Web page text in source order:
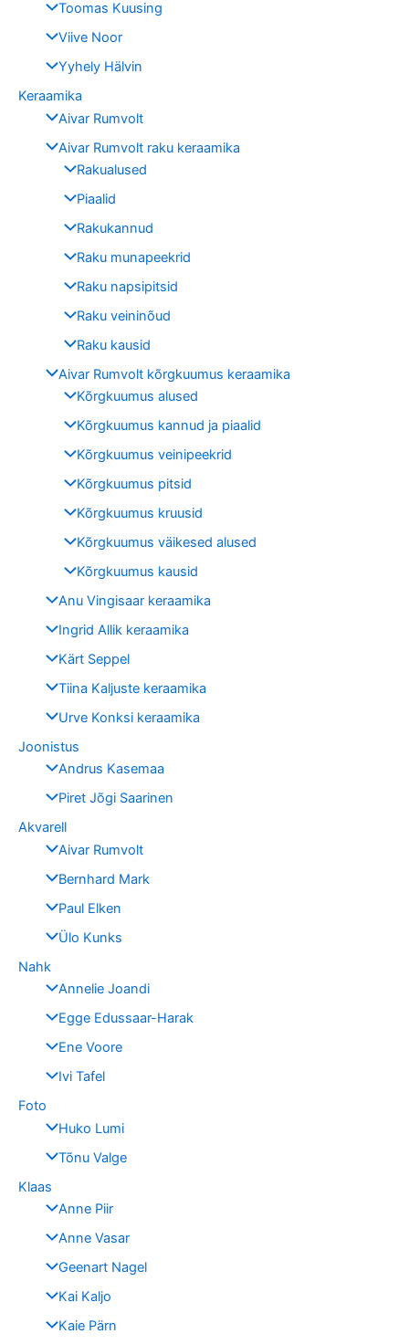
Toomas Kuusing
Viive Noor
Yyhely Hälvin
Keraamika
Aivar Rumvolt
Aivar Rumvolt raku keraamika
Rakualused
Piaalid
Rakukannud
Raku munapeekrid
Raku napsipitsid
Raku veininõud
Raku kausid
Aivar Rumvolt kõrgkuumus keraamika
Kõrgkuumus alused
Kõrgkuumus kannud ja piaalid
Kõrgkuumus veinipeekrid
Kõrgkuumus pitsid
Kõrgkuumus kruusid
Kõrgkuumus väikesed alused
Kõrgkuumus kausid
Anu Vingisaar keraamika
Ingrid Allik keraamika
Kärt Seppel
Tiina Kaljuste keraamika
Urve Konksi keraamika
Joonistus
Andrus Kasemaa
Piret Jõgi Saarinen
Akvarell
Aivar Rumvolt
Bernhard Mark
Paul Elken
Ülo Kunks
Nahk
Annelie Joandi
Egge Edussaar-Harak
Ene Voore
Ivi Tafel
Foto
Huko Lumi
Tõnu Valge
Klaas
Anne Piir
Anne Vasar
Geenart Nagel
Kai Kaljo
Kaie Pärn